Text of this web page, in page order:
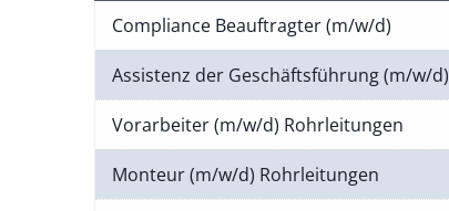
Compliance Beauftragter (m/w/d)
Assistenz der Geschäftsführung (m/w/d)
Vorarbeiter (m/w/d) Rohrleitungen
Monteur (m/w/d) Rohrleitungen